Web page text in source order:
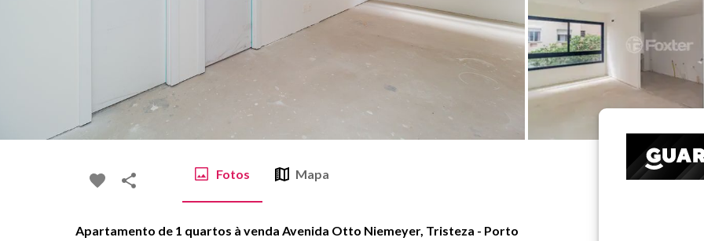
Fotos Mapa
Apartamento de 1 quartos à venda Avenida Otto Niemeyer, Tristeza - Porto